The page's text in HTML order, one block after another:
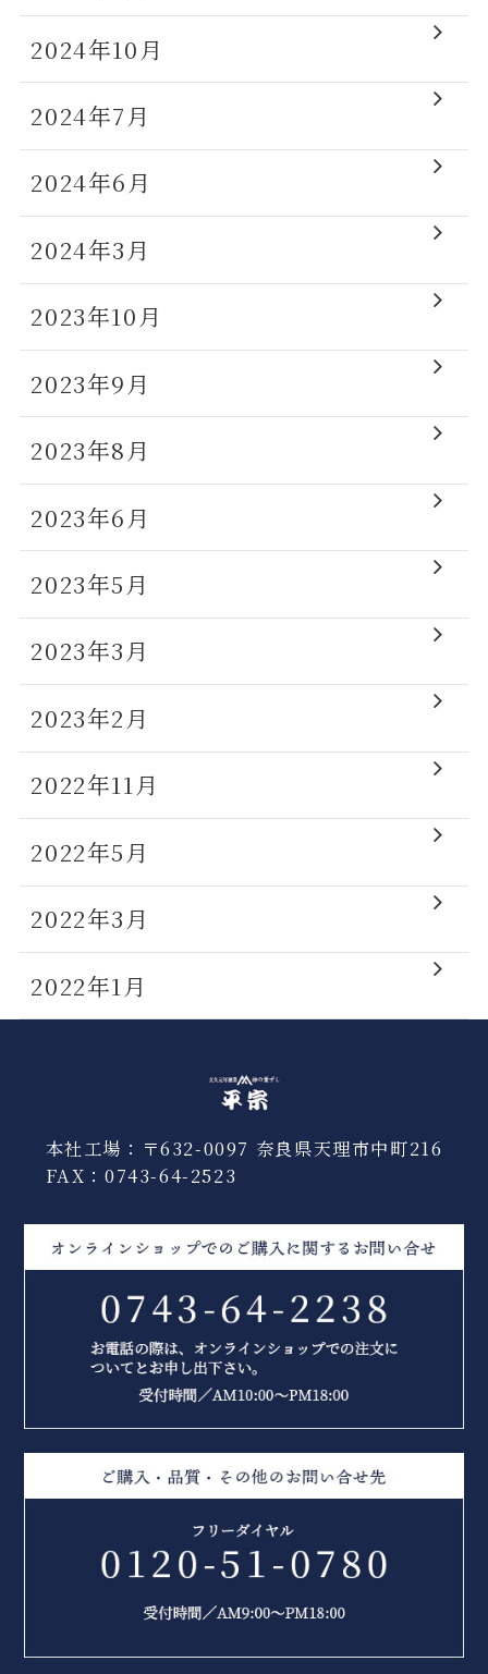
2024年10月
2024年7月
2024年6月
2024年3月
2023年10月
2023年9月
2023年8月
2023年6月
2023年5月
2023年3月
2023年2月
2022年11月
2022年5月
2022年3月
2022年1月
本社工場：〒632-0097 奈良県天理市中町216
FAX：0743-64-2523